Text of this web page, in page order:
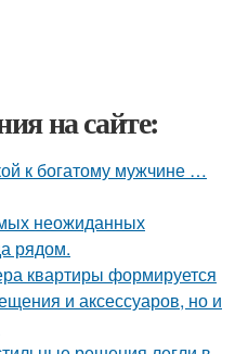
на сайте:
к богатому мужчине …
неожиданных
рядом.
квартиры формируется
и аксессуаров, но и